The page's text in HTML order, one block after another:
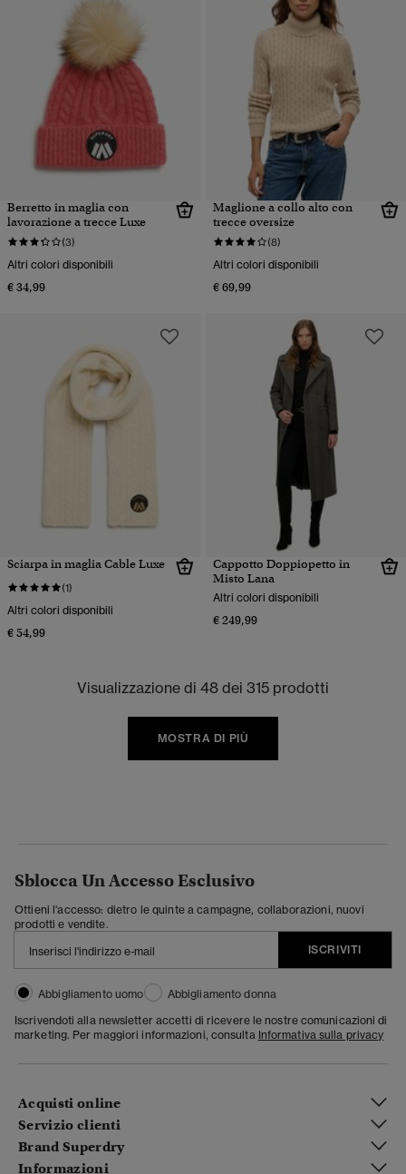
Berretto in maglia con
lavorazione a trecce Luxe
(3)
Altri colori disponibili
€ 34,99
Maglione a collo alto con
trecce oversize
(8)
Altri colori disponibili
€ 69,99
Sciarpa in maglia Cable Luxe
(1)
Altri colori disponibili
€ 54,99
Cappotto Doppiopetto in
Misto Lana
Altri colori disponibili
€ 249,99
Visualizzazione di 48 dei 315 prodotti
MOSTRA DI PIÙ
Sblocca Un Accesso Esclusivo
Ottieni l'accesso: dietro le quinte a campagne, collaborazioni, nuovi
prodotti e vendite.
ISCRIVITI
Abbigliamento uomo
Abbigliamento donna
Iscrivendoti alla newsletter accetti di ricevere le nostre comunicazioni di
marketing. Per maggiori informazioni, consulta Informativa sulla privacy
Acquisti online
Servizio clienti
Brand Superdry
Informazioni